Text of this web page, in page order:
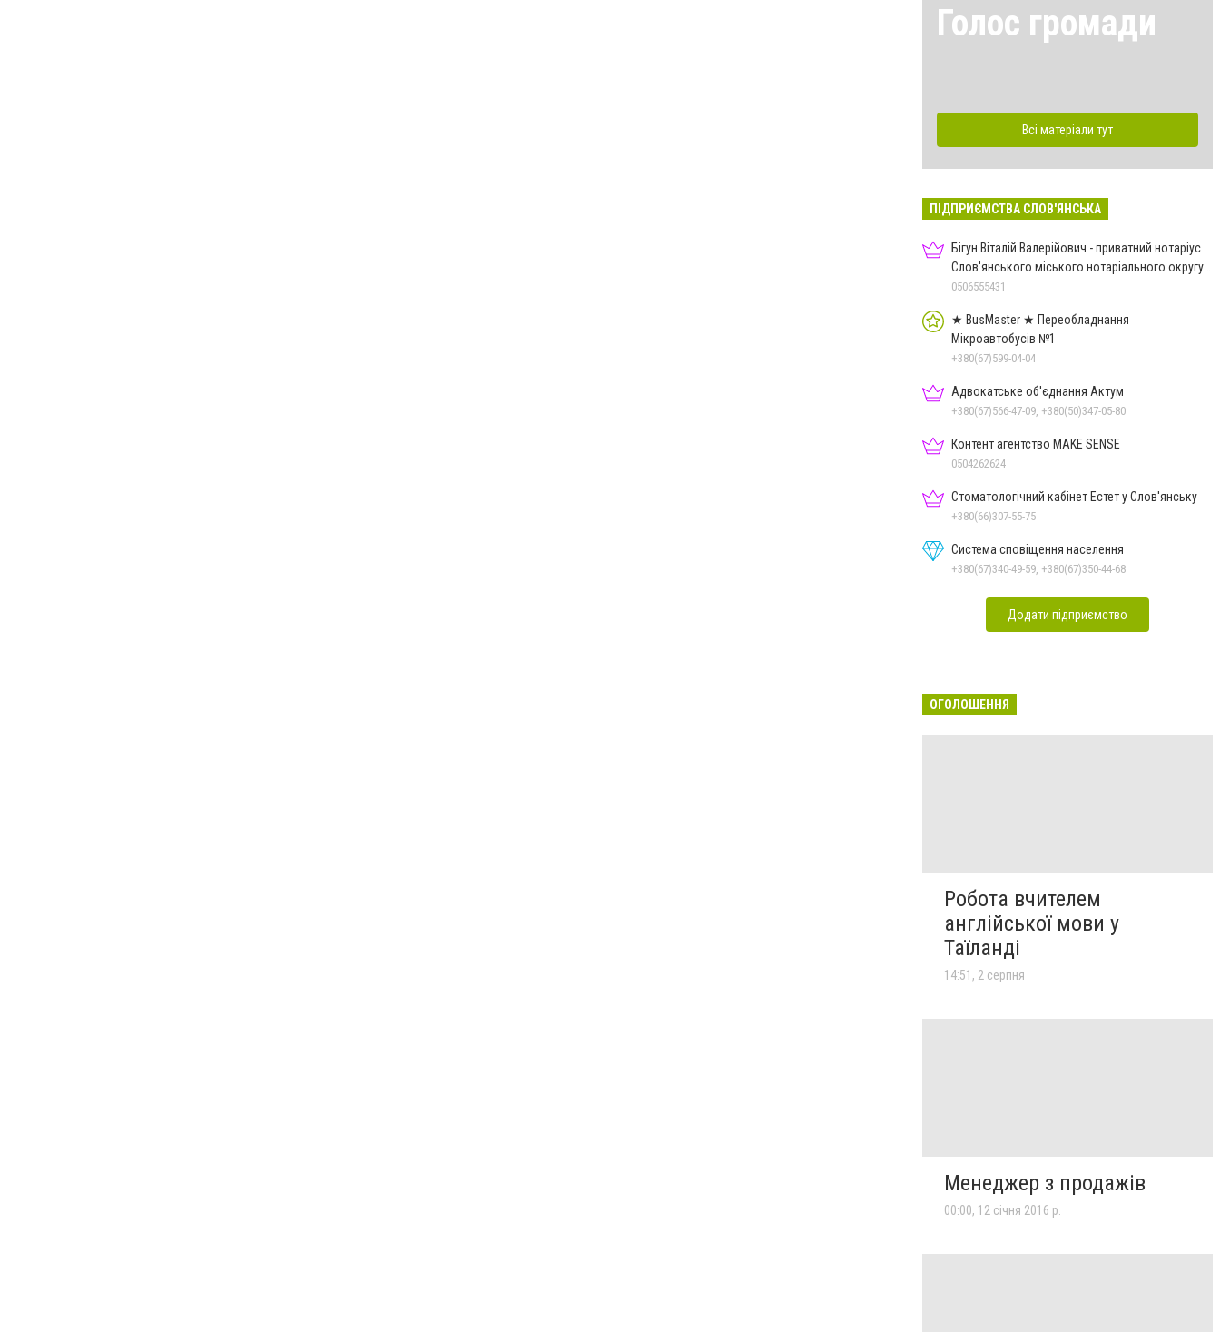
Голос громади
Всі матеріали тут
ПІДПРИЄМСТВА СЛОВ'ЯНСЬКА
Бігун Віталій Валерійович - приватний нотаріус
Слов'янського міського нотаріального округу
Дон.обл.
0506555431
★ BusMaster ★ Переобладнання
Мікроавтобусів №1
+380(67)599-04-04
Адвокатське об'єднання Актум
+380(67)566-47-09, +380(50)347-05-80
Контент агентство MAKE SENSE
0504262624
Стоматологічний кабінет Естет у Слов'янську
+380(66)307-55-75
Система сповіщення населення
+380(67)340-49-59, +380(67)350-44-68
Додати підприємство
ОГОЛОШЕННЯ
Робота вчителем
англійської мови у
Таїланді
14:51, 2 серпня
Менеджер з продажів
00:00, 12 січня 2016 р.